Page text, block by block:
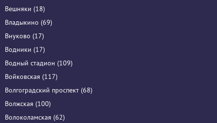
Вешняки (18)
Владыкино (69)
Внуково (17)
Водники (17)
Водный стадион (109)
Войковская (117)
Волгоградский проспект (68)
Волжская (100)
Волоколамская (62)